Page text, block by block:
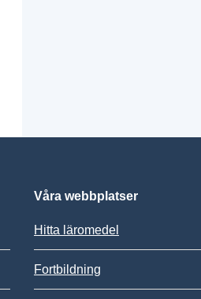
Våra webbplatser
Hitta läromedel
Fortbildning